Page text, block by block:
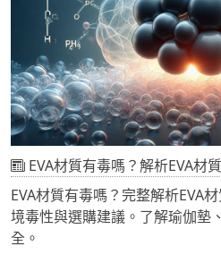
EVA材質有毒嗎？解析EVA材
EVA材質有毒嗎？完整解析EVA
境毒性與選購建議。了解瑜伽墊
全。